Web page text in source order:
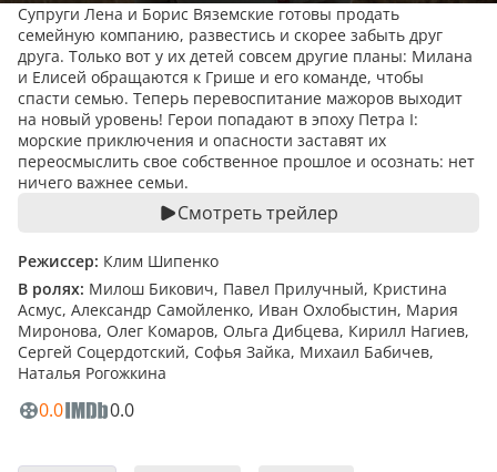
Супруги Лена и Борис Вяземские готовы продать
семейную компанию, развестись и скорее забыть друг
друга. Только вот у их детей совсем другие планы: Милана
и Елисей обращаются к Грише и его команде, чтобы
спасти семью. Теперь перевоспитание мажоров выходит
на новый уровень! Герои попадают в эпоху Петра I:
морские приключения и опасности заставят их
переосмыслить свое собственное прошлое и осознать: нет
ничего важнее семьи.
Смотреть трейлер
Режиссер: Клим Шипенко
В ролях: Милош Бикович, Павел Прилучный, Кристина
Асмус, Александр Самойленко, Иван Охлобыстин, Мария
Миронова, Олег Комаров, Ольга Дибцева, Кирилл Нагиев,
Сергей Соцердотский, Софья Зайка, Михаил Бабичев,
Наталья Рогожкина
0.0 0.0